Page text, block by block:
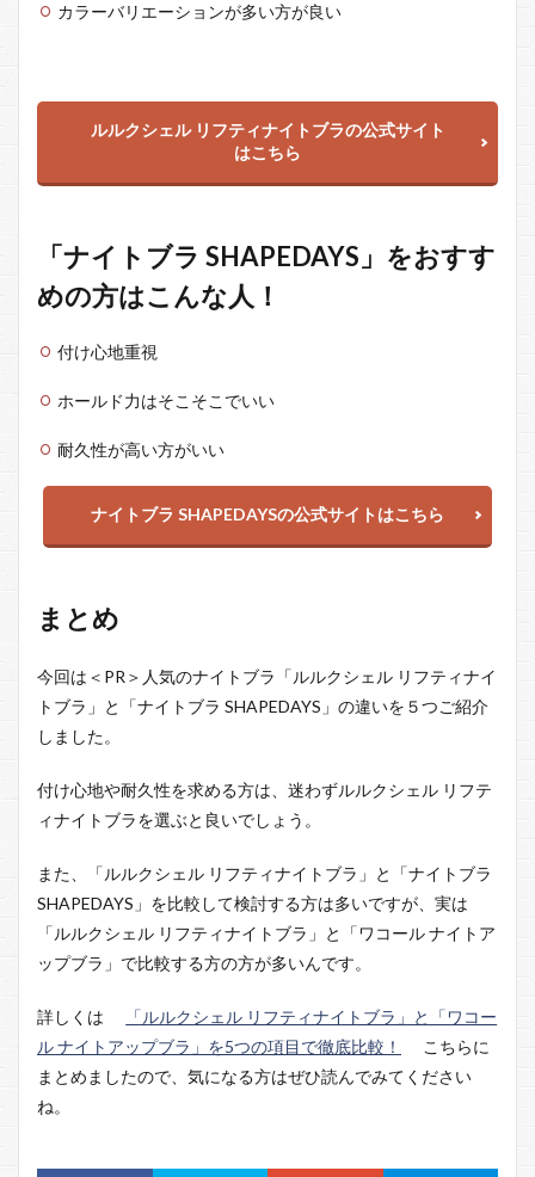
カラーバリエーションが多い方が良い
ルルクシェル リフティナイトブラの公式サイト
はこちら
「ナイトブラ SHAPEDAYS」をおすす
めの方はこんな人！
付け心地重視
ホールド力はそこそこでいい
耐久性が高い方がいい
ナイトブラ SHAPEDAYSの公式サイトはこちら
まとめ
今回は＜PR＞人気のナイトブラ「ルルクシェル リフティナイ
トブラ」と「ナイトブラ SHAPEDAYS」の違いを５つご紹介
しました。
付け心地や耐久性を求める方は、迷わずルルクシェル リフテ
ィナイトブラを選ぶと良いでしょう。
また、「ルルクシェル リフティナイトブラ」と「ナイトブラ
SHAPEDAYS」を比較して検討する方は多いですが、実は
「ルルクシェル リフティナイトブラ」と「ワコール ナイトア
ップブラ」で比較する方の方が多いんです。
詳しくは
「ルルクシェル リフティナイトブラ」と「ワコー
ル ナイトアップブラ」を5つの項目で徹底比較！
こちらに
まとめましたので、気になる方はぜひ読んでみてください
ね。